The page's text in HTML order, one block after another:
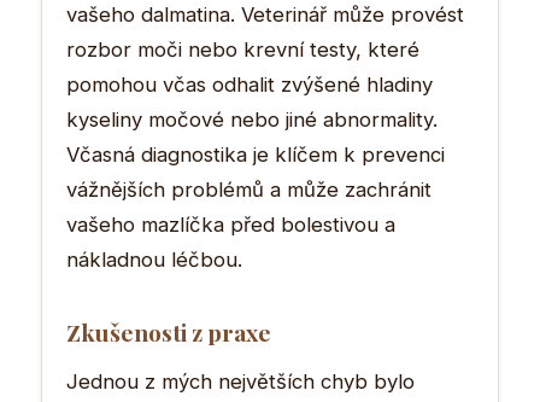
vašeho dalmatina. Veterinář může provést
rozbor moči nebo krevní testy, které
pomohou včas odhalit zvýšené hladiny
kyseliny močové nebo jiné abnormality.
Včasná diagnostika je klíčem k prevenci
vážnějších problémů a může zachránit
vašeho mazlíčka před bolestivou a
nákladnou léčbou.
Zkušenosti z praxe
Jednou z mých největších chyb bylo